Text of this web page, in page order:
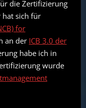
die Zertifizierung
hat sich für
for
an der ICB 3.0 der
habe ich in
wurde